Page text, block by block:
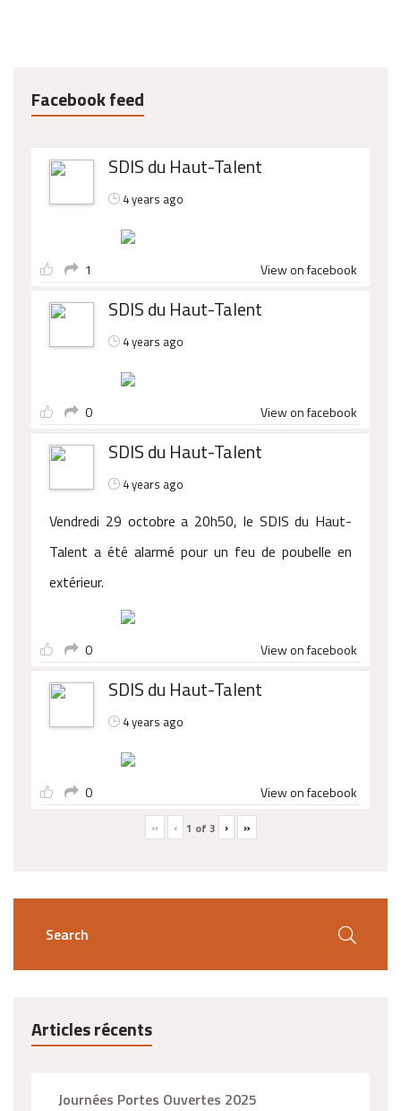
Facebook feed
SDIS du Haut-Talent
4 years ago
1 View on facebook
SDIS du Haut-Talent
4 years ago
0 View on facebook
SDIS du Haut-Talent
4 years ago
Vendredi 29 octobre a 20h50, le SDIS du Haut-
Talent a été alarmé pour un feu de poubelle en
extérieur.
0 View on facebook
SDIS du Haut-Talent
4 years ago
0 View on facebook
« ‹ 1 of 3 › »
Articles récents
Journées Portes Ouvertes 2025